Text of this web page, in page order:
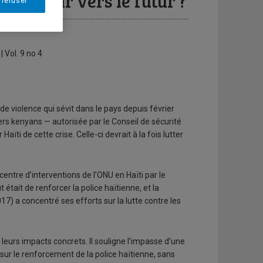
Vol. 9 no 4
violence qui sévit dans le pays depuis février
kenyans — autorisée par le Conseil de sécurité
de cette crise. Celle-ci devrait à la fois lutter
d’interventions de l’ONU en Haïti par le
était de renforcer la police haïtienne, et la
a concentré ses efforts sur la lutte contre les
impacts concrets. Il souligne l’impasse d’une
le renforcement de la police haïtienne, sans